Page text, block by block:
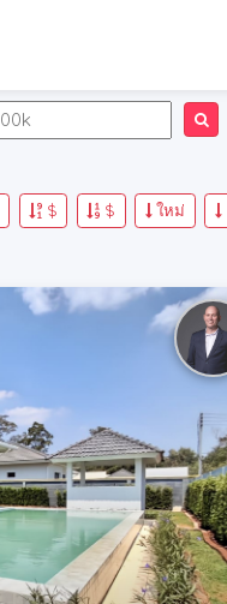
ใหม่
$
$